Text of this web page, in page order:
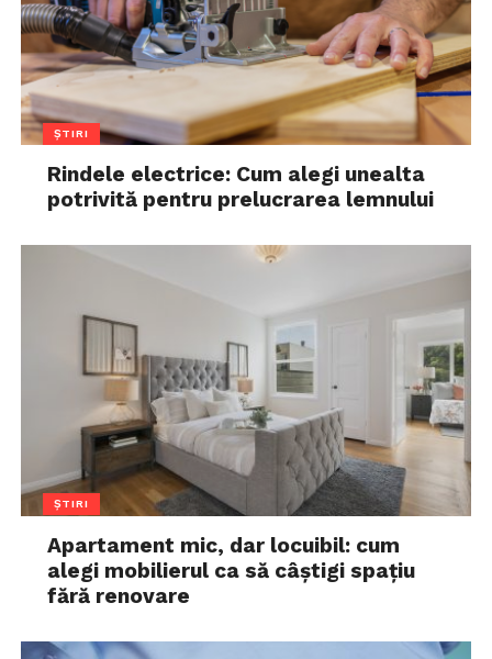
ȘTIRI
Rindele electrice: Cum alegi unealta
potrivită pentru prelucrarea lemnului
ȘTIRI
Apartament mic, dar locuibil: cum
alegi mobilierul ca să câștigi spațiu
fără renovare